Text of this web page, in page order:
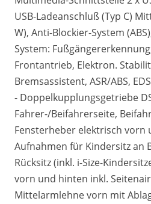
USB-Ladeanschluß (Typ C)
W), Anti-Blockier-System
System:
Frontantrieb, Elektron.
Bremsassistent, ASR/ABS,
- Doppelkupplungsgetriebe
Fahrer-/Beifahrerseite,
Fensterheber elektrisch vorn
Aufnahmen für Kindersitz an
Rücksitz (inkl. i-Size-
vorn und hinten inkl.
Mittelarmlehne vorn mit